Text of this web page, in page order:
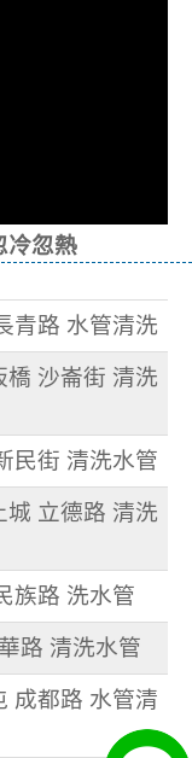
冷忽熱
青路 水管清洗
橋 沙崙街 清洗
民街 清洗水管
城 立德路 清洗
族路 洗水管
路 清洗水管
成都路 水管清